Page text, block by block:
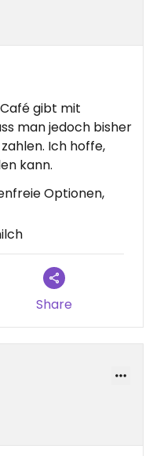
gibt mit
man jedoch bisher
Ich hoffe,
kann.
Optionen,
Share